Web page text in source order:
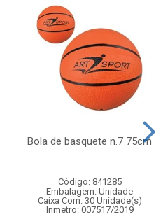
Bola de basquete n.7 75cm
Código: 841285
Embalagem: Unidade
Caixa Com: 30 Unidade(s)
Inmetro: 007517/2019